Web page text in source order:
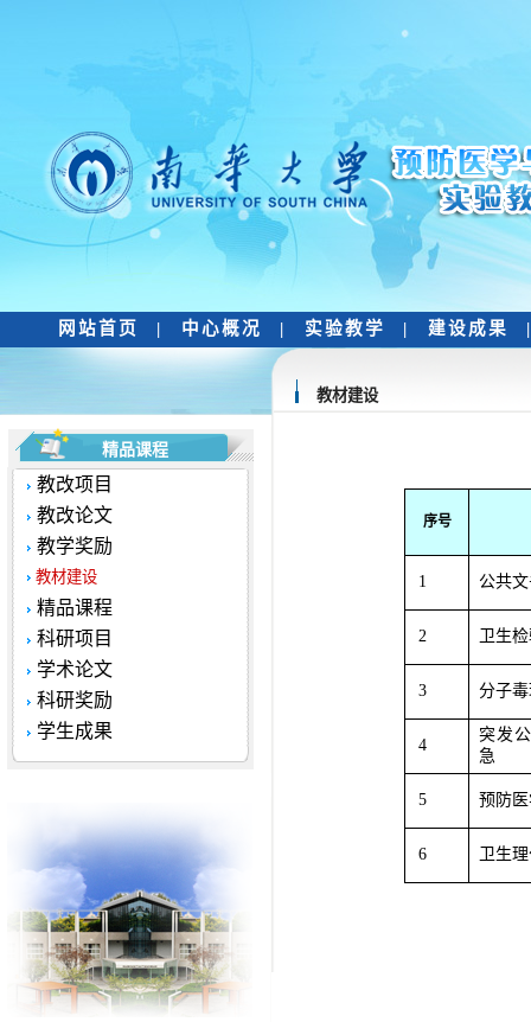
网站首页 | 中心概况 | 实验教学 | 建设成果 |
教材建设
精品课程
教改项目
教改论文
教学奖励
教材建设
精品课程
科研项目
学术论文
科研奖励
学生成果
序号
1 公共
2 卫生
3 分子
4
突发
急
5 预防
6 卫生